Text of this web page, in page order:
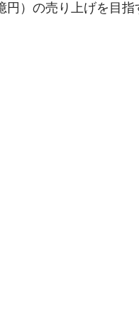
）の売り上げを目指